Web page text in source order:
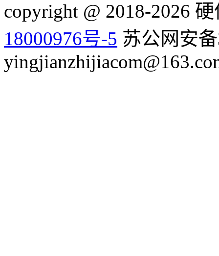
copyright @ 2018-2026
18000976号-5 苏公网安